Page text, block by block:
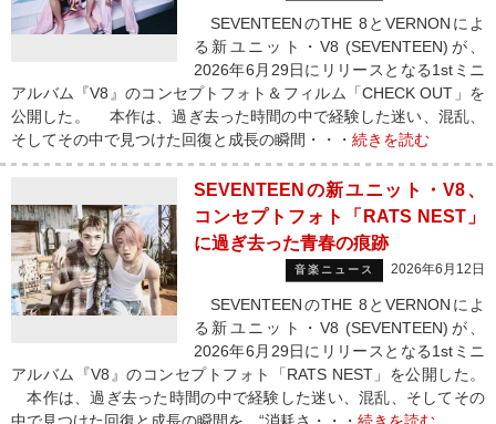
SEVENTEENのTHE 8とVERNONによ
る新ユニット・V8 (SEVENTEEN)が、
2026年6月29日にリリースとなる1stミニ
アルバム『V8』のコンセプトフォト＆フィルム「CHECK OUT」を
公開した。 本作は、過ぎ去った時間の中で経験した迷い、混乱、
そしてその中で見つけた回復と成長の瞬間・・・ 続きを読む
SEVENTEENの新ユニット・V8、
コンセプトフォト「RATS NEST」
に過ぎ去った青春の痕跡
音楽ニュース 2026年6月12日
SEVENTEENのTHE 8とVERNONによ
る新ユニット・V8 (SEVENTEEN)が、
2026年6月29日にリリースとなる1stミニ
アルバム『V8』のコンセプトフォト「RATS NEST」を公開した。
本作は、過ぎ去った時間の中で経験した迷い、混乱、そしてその